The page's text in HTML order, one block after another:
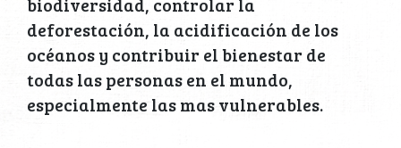
biodiversidad, controlar la
deforestación, la acidificación de los
océanos y contribuir el bienestar de
todas las personas en el mundo,
especialmente las mas vulnerables.